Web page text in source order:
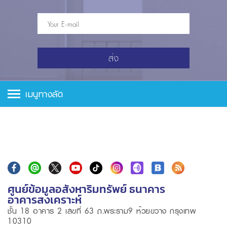
ส่ง
เมนูทางลัด
ศูนย์ข้อมูลอสังหาริมทรัพย์ ธนาคาร
อาคารสงเคราะห์
ชั้น 18 อาคาร 2 เลขที่ 63 ถ.พระราม9 ห้วยขวาง กรุงเทพ
10310